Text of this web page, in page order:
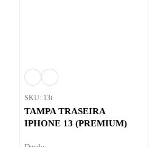
SKU: 13t
TAMPA TRASEIRA
IPHONE 13 (PREMIUM)